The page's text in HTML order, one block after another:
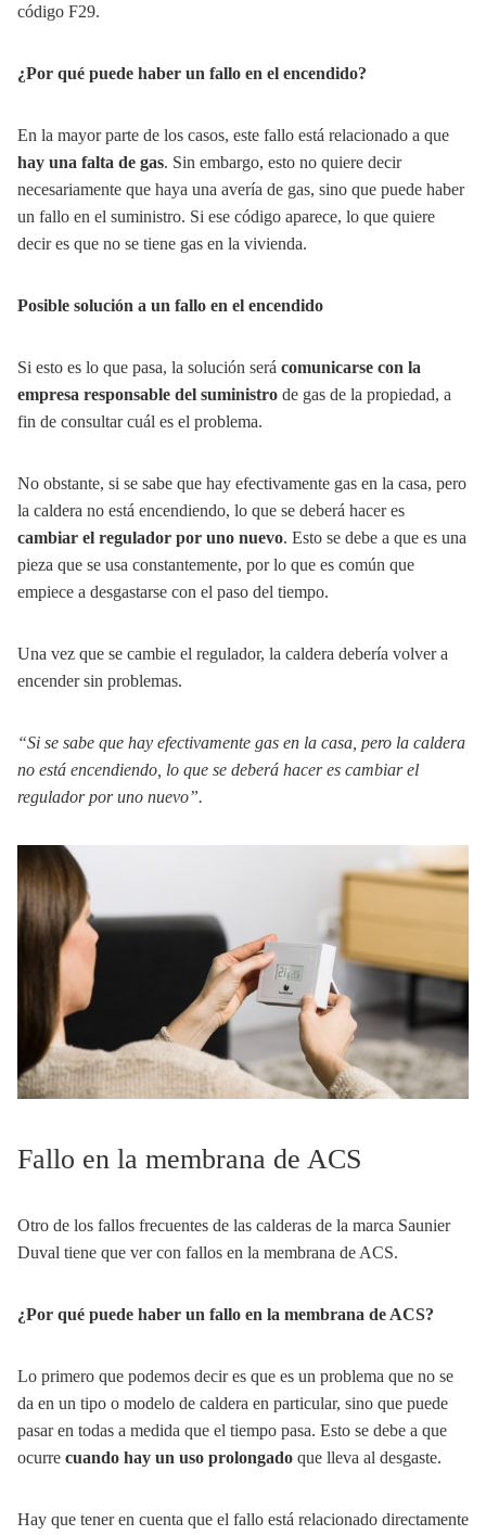
código F29.
¿Por qué puede haber un fallo en el encendido?
En la mayor parte de los casos, este fallo está relacionado a que
hay una falta de gas. Sin embargo, esto no quiere decir
necesariamente que haya una avería de gas, sino que puede haber
un fallo en el suministro. Si ese código aparece, lo que quiere
decir es que no se tiene gas en la vivienda.
Posible solución a un fallo en el encendido
Si esto es lo que pasa, la solución será comunicarse con la
empresa responsable del suministro de gas de la propiedad, a
fin de consultar cuál es el problema.
No obstante, si se sabe que hay efectivamente gas en la casa, pero
la caldera no está encendiendo, lo que se deberá hacer es
cambiar el regulador por uno nuevo. Esto se debe a que es una
pieza que se usa constantemente, por lo que es común que
empiece a desgastarse con el paso del tiempo.
Una vez que se cambie el regulador, la caldera debería volver a
encender sin problemas.
“Si se sabe que hay efectivamente gas en la casa, pero la caldera
no está encendiendo, lo que se deberá hacer es cambiar el
regulador por uno nuevo”.
Fallo en la membrana de ACS
Otro de los fallos frecuentes de las calderas de la marca Saunier
Duval tiene que ver con fallos en la membrana de ACS.
¿Por qué puede haber un fallo en la membrana de ACS?
Lo primero que podemos decir es que es un problema que no se
da en un tipo o modelo de caldera en particular, sino que puede
pasar en todas a medida que el tiempo pasa. Esto se debe a que
ocurre cuando hay un uso prolongado que lleva al desgaste.
Hay que tener en cuenta que el fallo está relacionado directamente